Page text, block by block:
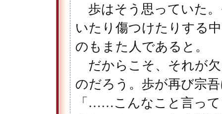
歩はそう思っていた
いたり傷つけたりする
のもまた人であると。
だからこそ、それが
のだろう。歩が再び宗
「……こんなこと言っ